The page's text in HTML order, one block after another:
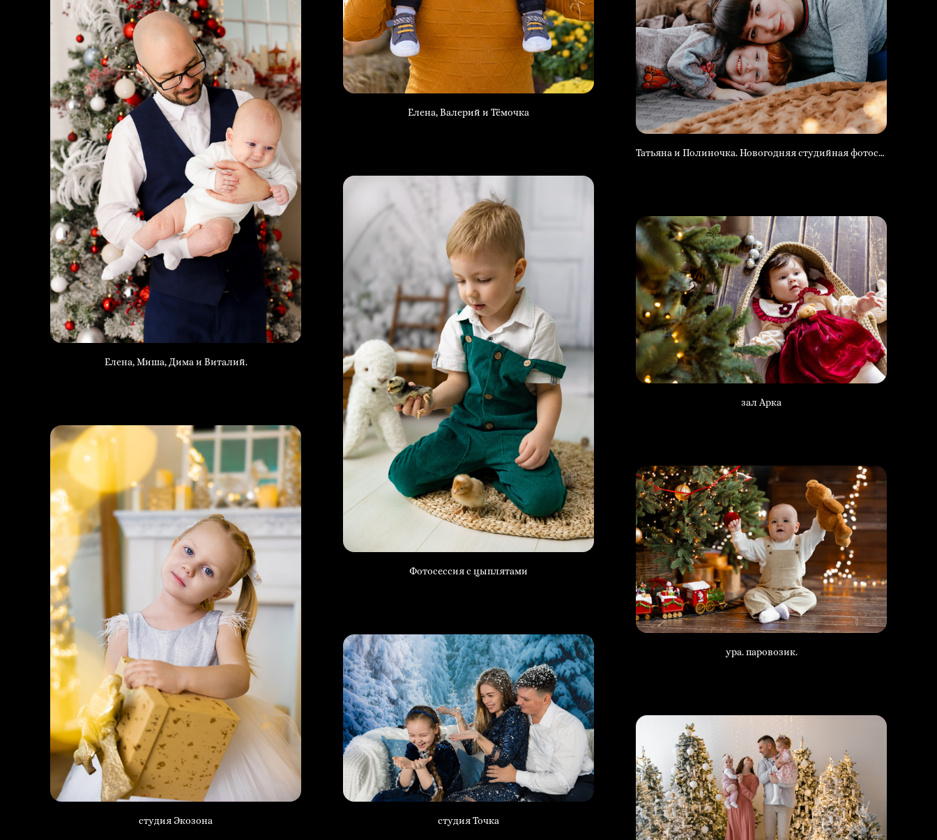
Елена, Валерий и Тёмочка
Елена, Миша, Дима и Виталий.
Татьяна и Полиночка. Новогодняя студийная фотосессия
Фотосессия с цыплятами
зал Арка
студия Экозона
ура. паровозик.
студия Точка